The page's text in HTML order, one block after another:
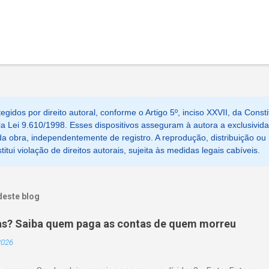
por direito autoral, conforme o Artigo 5º, inciso XXVII, da
Lei 9.610/1998. Esses dispositivos asseguram à autora a
obra, independentemente de registro. A reprodução, distribuição ou
violação de direitos autorais, sujeita às medidas legais cabíveis.
blog
Saiba quem paga as contas de quem morreu